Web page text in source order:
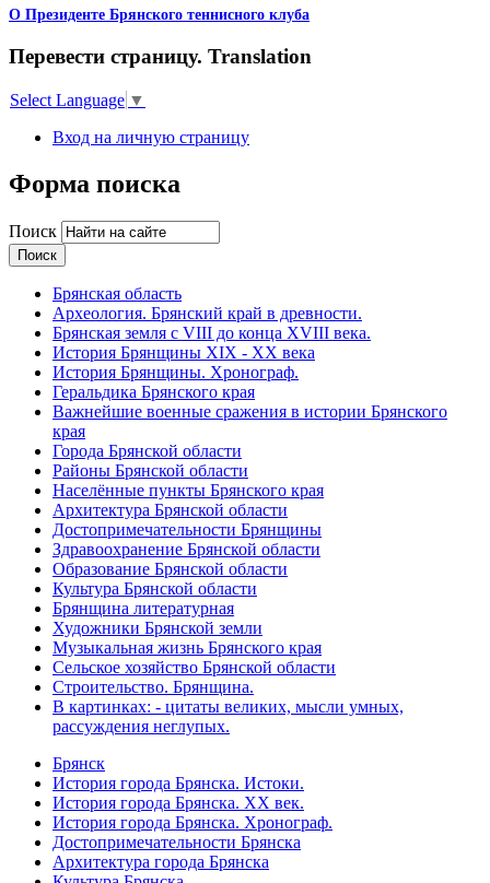
О Президенте Брянского теннисного клуба
Перевести страницу. Translation
Select Language ▼
Вход на личную страницу
Форма поиска
Поиск
Брянская область
Археология. Брянский край в древности.
Брянская земля с VIII до конца XVIII века.
История Брянщины XIX - XX века
История Брянщины. Хронограф.
Геральдика Брянского края
Важнейшие военные сражения в истории Брянского
края
Города Брянской области
Районы Брянской области
Населённые пункты Брянского края
Архитектура Брянской области
Достопримечательности Брянщины
Здравоохранение Брянской области
Образование Брянской области
Культура Брянской области
Брянщина литературная
Художники Брянской земли
Музыкальная жизнь Брянского края
Сельское хозяйство Брянской области
Строительство. Брянщина.
В картинках: - цитаты великих, мысли умных,
рассуждения неглупых.
Брянск
История города Брянска. Истоки.
История города Брянска. XX век.
История города Брянска. Хронограф.
Достопримечательности Брянска
Архитектура города Брянска